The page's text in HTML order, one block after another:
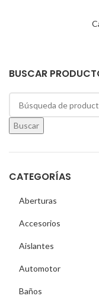
BUSCAR
Buscar
CATEGORÍAS
Aberturas
Accesorios
Aislantes
Automotor
Baños